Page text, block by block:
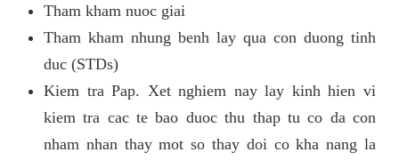
Tham kham nuoc giai
Tham kham nhung benh lay qua con duong tinh
duc (STDs)
Kiem tra Pap. Xet nghiem nay lay kinh hien vi
kiem tra cac te bao duoc thu thap tu co da con
nham nhan thay mot so thay doi co kha nang la